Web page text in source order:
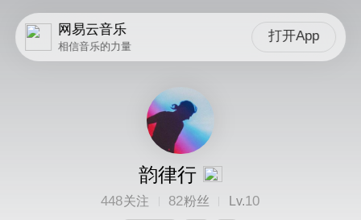
网易云音乐
相信音乐的力量
打开App
韵律行
448关注 82粉丝 Lv.10